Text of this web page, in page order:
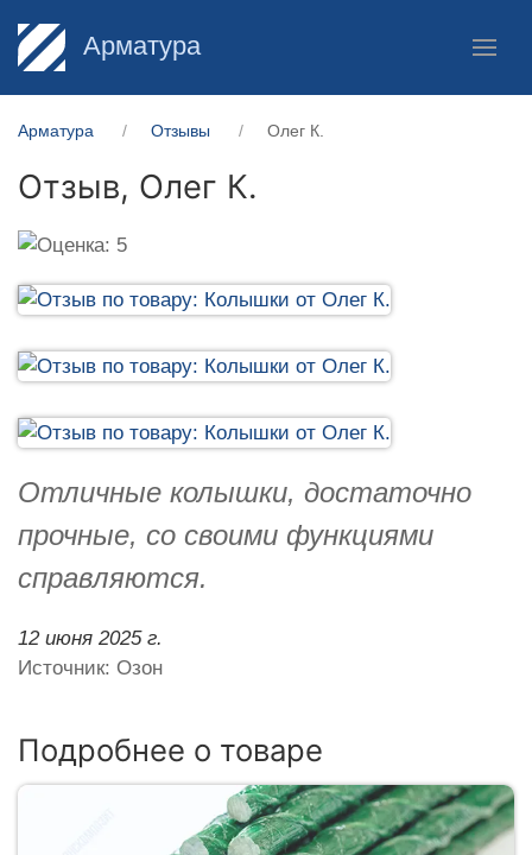
Арматура
Арматура Отзывы Олег К.
Отзыв, Олег К.
Отличные колышки, достаточно
прочные, со своими функциями
справляются.
12 июня 2025 г.
Источник: Озон
Подробнее о товаре